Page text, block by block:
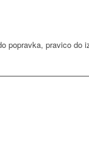
popravka, pravico do